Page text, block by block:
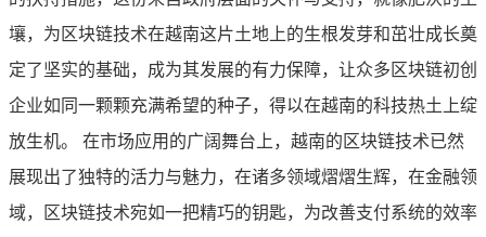
壤，为区块链技术在越南这片土地上的生根发芽和茁壮成长奠
定了坚实的基础，成为其发展的有力保障，让众多区块链初创
企业如同一颗颗充满希望的种子，得以在越南的科技热土上绽
放生机。 在市场应用的广阔舞台上，越南的区块链技术已然
展现出了独特的活力与魅力，在诸多领域熠熠生辉，在金融领
域，区块链技术宛如一把精巧的钥匙，为改善支付系统的效率